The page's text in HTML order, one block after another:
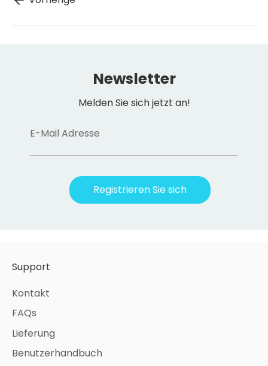
Newsletter
Melden Sie sich jetzt an!
E-Mail Adresse
Registrieren Sie sich
Support
Kontakt
FAQs
Lieferung
Benutzerhandbuch